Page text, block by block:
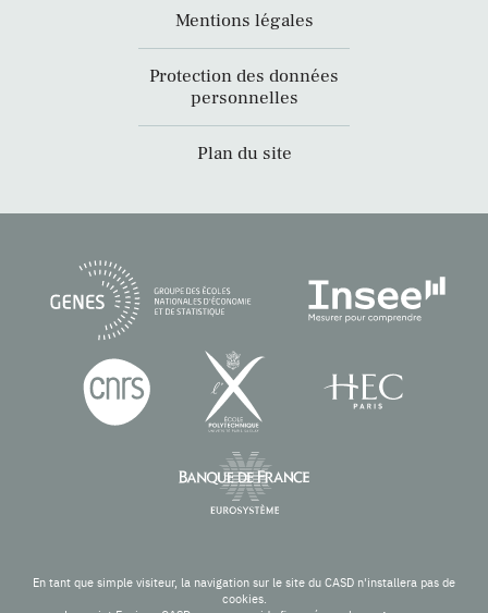
Mentions légales
Protection des données
personnelles
Plan du site
En tant que simple visiteur, la navigation sur le site du CASD n'installera pas de
cookies.